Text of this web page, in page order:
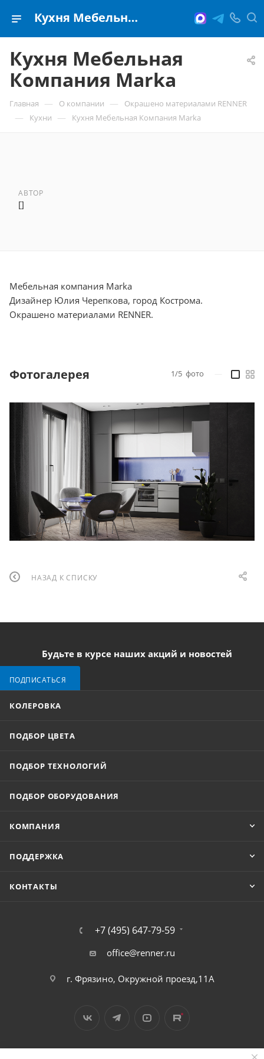
Кухня Мебельная Компания Marka
Кухня Мебельная
Компания Marka
Главная — О компании — Окрашено материалами RENNER
— Кухни — Кухня Мебельная Компания Marka
АВТОР
[]
Мебельная компания Marka
Дизайнер Юлия Черепкова, город Кострома.
Окрашено материалами RENNER.
Фотогалерея 1/5 фото
НАЗАД К СПИСКУ
Будьте в курсе наших акций и новостей
ПОДПИСАТЬСЯ
КОЛЕРОВКА
ПОДБОР ЦВЕТА
ПОДБОР ТЕХНОЛОГИЙ
ПОДБОР ОБОРУДОВАНИЯ
КОМПАНИЯ
ПОДДЕРЖКА
КОНТАКТЫ
+7 (495) 647-79-59
office@renner.ru
г. Фрязино, Окружной проезд,11А